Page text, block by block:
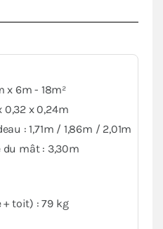
à tous vos événements.
démonter, vous pourrez
La toile blanche de cette
luminosité et un
x 6m - 18m²
0,32 x 0,24m
: 1,71m / 1,86m / 2,01m
mât : 3,30m
toit) : 79 kg